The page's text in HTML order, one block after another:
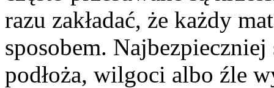
razu zakładać, że każdy
sposobem.
podłoża, wilgoci albo źle